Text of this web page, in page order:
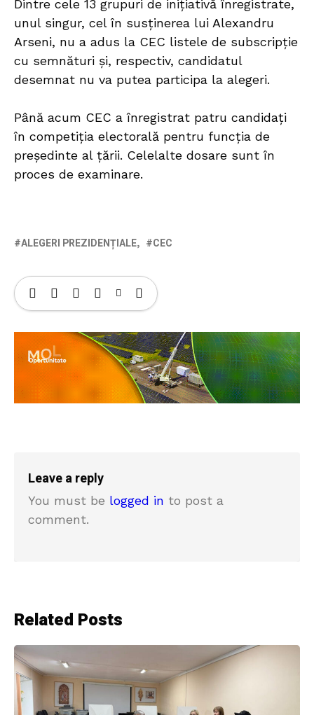
Dintre cele 13 grupuri de inițiativă înregistrate,
unul singur, cel în susținerea lui Alexandru
Arseni, nu a adus la CEC listele de subscripție
cu semnături și, respectiv, candidatul
desemnat nu va putea participa la alegeri.
Până acum CEC a înregistrat patru candidați
în competiția electorală pentru funcția de
președinte al țării. Celelalte dosare sunt în
proces de examinare.
ALEGERI PREZIDENȚIALE CEC
Leave a reply
You must be logged in to post a
comment.
Related Posts